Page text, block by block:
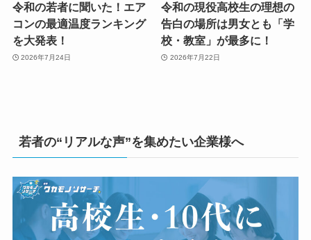
令和の若者に聞いた！エア
コンの最適温度ランキング
を大発表！
2026年7月24日
令和の現役高校生の理想の
告白の場所は男女とも「学
校・教室」が最多に！
2026年7月22日
若者の“リアルな声”を集めたい企業様へ